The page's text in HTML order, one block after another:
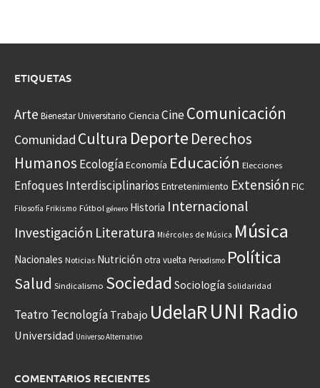
ETIQUETAS
Arte Bienestar Universitario Ciencia CineComunicación
Comunidad Cultura Deporte Derechos
Humanos EcologíaEconomía Educación Elecciones
Enfoques Interdisciplinarios Entretenimiento Extensión FIC
Filosofía Frikismo Fútbol género Historia Internacional
Investigación Literatura Miércoles de Música Música
Nacionales Noticias Nutrición otra vuelta Periodismo Política
Salud Sindicalismo Sociedad Sociología Solidaridad
Teatro Tecnología Trabajo UdelaRUNI Radio
Universidad Universo Alternativo
COMENTARIOS RECIENTES